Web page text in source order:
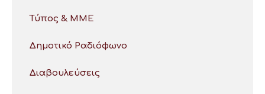
Τύπος & ΜΜΕ
Δημοτικό Ραδιόφωνο
Διαβουλεύσεις